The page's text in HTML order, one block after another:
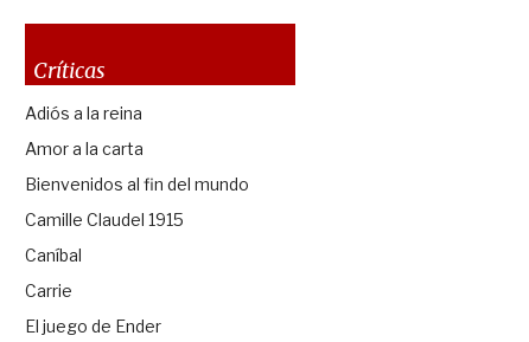
Críticas
Adiós a la reina
Amor a la carta
Bienvenidos al fin del mundo
Camille Claudel 1915
Caníbal
Carrie
El juego de Ender